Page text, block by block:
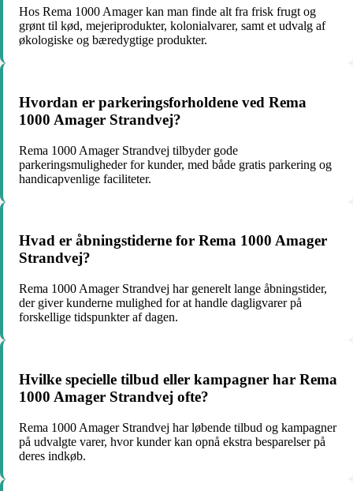
Hos Rema 1000 Amager kan man finde alt fra frisk frugt og
grønt til kød, mejeriprodukter, kolonialvarer, samt et udvalg af
økologiske og bæredygtige produkter.
Hvordan er parkeringsforholdene ved Rema
1000 Amager Strandvej?
Rema 1000 Amager Strandvej tilbyder gode
parkeringsmuligheder for kunder, med både gratis parkering og
handicapvenlige faciliteter.
Hvad er åbningstiderne for Rema 1000 Amager
Strandvej?
Rema 1000 Amager Strandvej har generelt lange åbningstider,
der giver kunderne mulighed for at handle dagligvarer på
forskellige tidspunkter af dagen.
Hvilke specielle tilbud eller kampagner har Rema
1000 Amager Strandvej ofte?
Rema 1000 Amager Strandvej har løbende tilbud og kampagner
på udvalgte varer, hvor kunder kan opnå ekstra besparelser på
deres indkøb.